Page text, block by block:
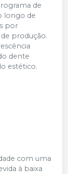
de
longo de
por
produção.
dente
estético.
com uma
à baixa